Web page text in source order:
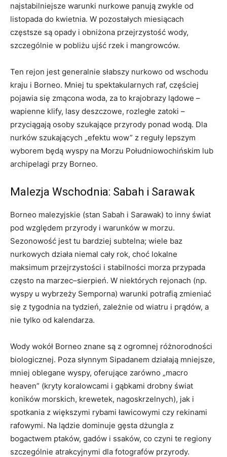
najstabilniejsze warunki nurkowe panują zwykle od
listopada do kwietnia. W pozostałych miesiącach
częstsze są opady i obniżona przejrzystość wody,
szczególnie w pobliżu ujść rzek i mangrowców.
Ten rejon jest generalnie słabszy nurkowo od wschodu
kraju i Borneo. Mniej tu spektakularnych raf, częściej
pojawia się zmącona woda, za to krajobrazy lądowe –
wapienne klify, lasy deszczowe, rozległe zatoki –
przyciągają osoby szukające przyrody ponad wodą. Dla
nurków szukających „efektu wow” z reguły lepszym
wyborem będą wyspy na Morzu Południowochińskim lub
archipelagi przy Borneo.
Malezja Wschodnia: Sabah i Sarawak
Borneo malezyjskie (stan Sabah i Sarawak) to inny świat
pod względem przyrody i warunków w morzu.
Sezonowość jest tu bardziej subtelna; wiele baz
nurkowych działa niemal cały rok, choć lokalne
maksimum przejrzystości i stabilności morza przypada
często na marzec–sierpień. W niektórych rejonach (np.
wyspy u wybrzeży Semporna) warunki potrafią zmieniać
się z tygodnia na tydzień, zależnie od wiatru i prądów, a
nie tylko od kalendarza.
Wody wokół Borneo znane są z ogromnej różnorodności
biologicznej. Poza słynnym Sipadanem działają mniejsze,
mniej oblegane wyspy, oferujące zarówno „macro
heaven” (kryty koralowcami i gąbkami drobny świat
koników morskich, krewetek, nagoskrzelnych), jak i
spotkania z większymi rybami ławicowymi czy rekinami
rafowymi. Na lądzie dominuje gęsta dżungla z
bogactwem ptaków, gadów i ssaków, co czyni te regiony
szczególnie atrakcyjnymi dla fotografów przyrody.